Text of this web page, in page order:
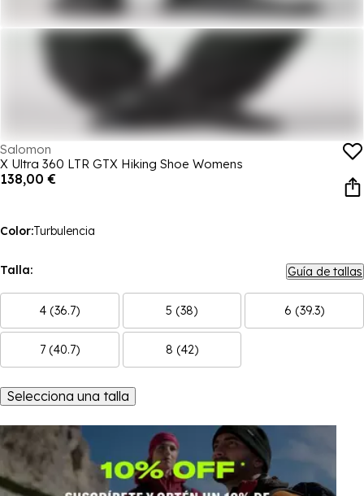
Salomon
X Ultra 360 LTR GTX Hiking Shoe Womens
138,00 €
Color:Turbulencia
Talla: Guía de tallas
4 (36.7) 5 (38) 6 (39.3)
7 (40.7) 8 (42)
Selecciona una talla